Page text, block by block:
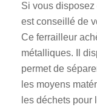
Si vous disposez
est conseillé de
Ce ferrailleur
métalliques. Il
permet de
les moyens
les déchets pour